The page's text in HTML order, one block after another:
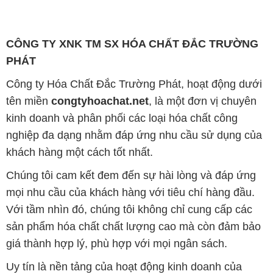
CÔNG TY XNK TM SX HÓA CHẤT ĐẮC TRƯỜNG
PHÁT
Công ty Hóa Chất Đắc Trường Phát, hoạt động dưới
tên miền congtyhoachat.net, là một đơn vị chuyên
kinh doanh và phân phối các loại hóa chất công
nghiệp đa dạng nhằm đáp ứng nhu cầu sử dụng của
khách hàng một cách tốt nhất.
Chúng tôi cam kết đem đến sự hài lòng và đáp ứng
mọi nhu cầu của khách hàng với tiêu chí hàng đầu.
Với tầm nhìn đó, chúng tôi không chỉ cung cấp các
sản phẩm hóa chất chất lượng cao mà còn đảm bảo
giá thành hợp lý, phù hợp với mọi ngân sách.
Uy tín là nền tảng của hoạt động kinh doanh của